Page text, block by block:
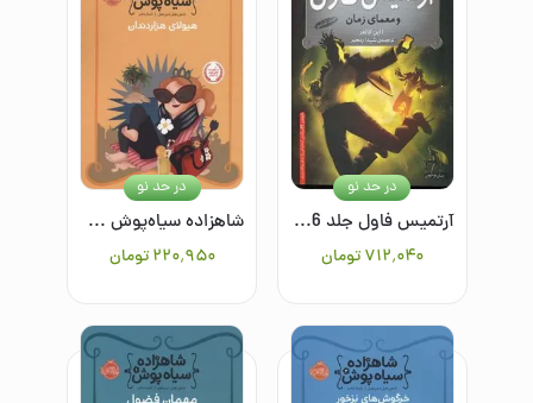
آرتمیس فاول جلد 6: معمای زمان
۷۱۲٬۰۴۰ تومان
در حد نو
شاهزاده سیاه‌پوش 4: هیولای هزار دندان
۲۲۰٬۹۵۰ تومان
در حد نو